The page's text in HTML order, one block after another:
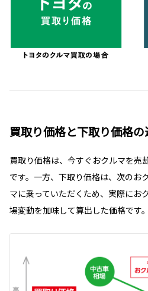
買取り価格と下取り価格の
買取り価格は、今すぐおクルマを売
です。一方、下取り価格は、次のお
マに乗っていただくため、実際にお
場変動を加味して算出した価格です。